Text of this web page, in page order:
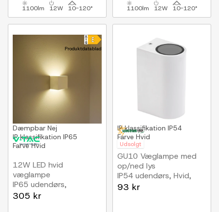
1100lm 12W 10-120° 1100lm 12W 10-120°
Produktdatablad
Dæmpbar Nej
IP klassifikation IP65
FarveHvid
12W LED hvid
væglampe
IP65 udendørs,
Firkantet, justerbar
305 kr
Udsolgt
IP klassifikation IP54
Farve Hvid
GU10 Væglampe med
op/ned lys
IP54 udendørs, Hvid,
Uden lyskilde
93 kr